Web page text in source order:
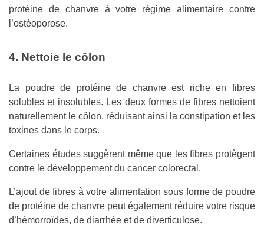
protéine de chanvre à votre régime alimentaire contre
l’ostéoporose.
4. Nettoie le côlon
La poudre de protéine de chanvre est riche en fibres
solubles et insolubles. Les deux formes de fibres nettoient
naturellement le côlon, réduisant ainsi la constipation et les
toxines dans le corps.
Certaines études suggèrent même que les fibres protègent
contre le développement du cancer colorectal.
L’ajout de fibres à votre alimentation sous forme de poudre
de protéine de chanvre peut également réduire votre risque
d’hémorroïdes, de diarrhée et de diverticulose.